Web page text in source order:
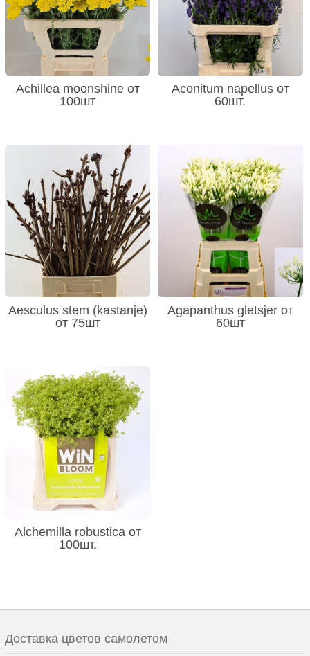
Achillea moonshine от
100шт
Aconitum napellus от
60шт.
Aesculus stem (kastanje)
от 75шт
Agapanthus gletsjer от
60шт
Alchemilla robustica от
100шт.
Доставка цветов самолетом